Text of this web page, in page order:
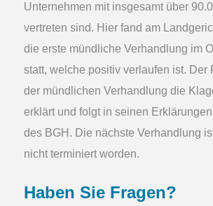
Unternehmen mit insgesamt über
vertreten sind. Hier fand am
die erste mündliche Verhandlung im
statt, welche positiv verlaufen ist. Der
der mündlichen Verhandlung die
erklärt und folgt in seinen
des BGH. Die nächste Verhandlung
nicht terminiert worden.
Haben Sie Fragen?